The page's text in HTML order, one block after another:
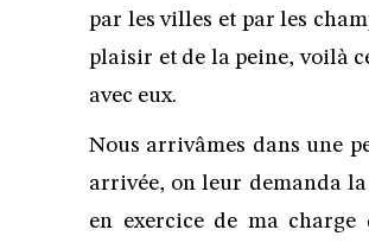
par les villes et par les
plaisir et de la peine, voilà
avec eux.
Nous arrivâmes dans une
arrivée, on leur demanda
en exercice de ma charge